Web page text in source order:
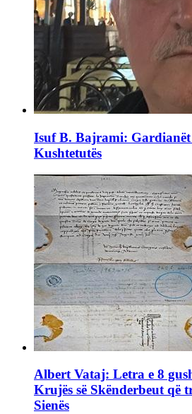
Isuf B. Bajrami:
Kushtetutës
Albert Vataj: Letra e 8
Krujës së Skënderbeut që
Sienës